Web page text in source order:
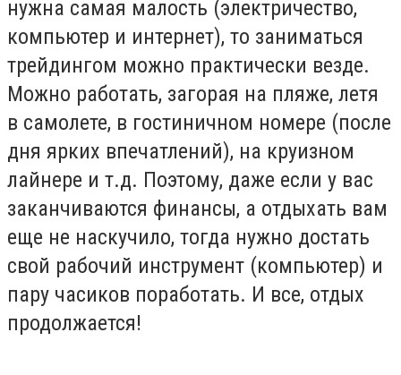
нужна самая малость (электричество,
компьютер и интернет), то заниматься
трейдингом можно практически везде.
Можно работать, загорая на пляже, летя
в самолете, в гостиничном номере (после
дня ярких впечатлений), на круизном
лайнере и т.д. Поэтому, даже если у вас
заканчиваются финансы, а отдыхать вам
еще не наскучило, тогда нужно достать
свой рабочий инструмент (компьютер) и
пару часиков поработать. И все, отдых
продолжается!